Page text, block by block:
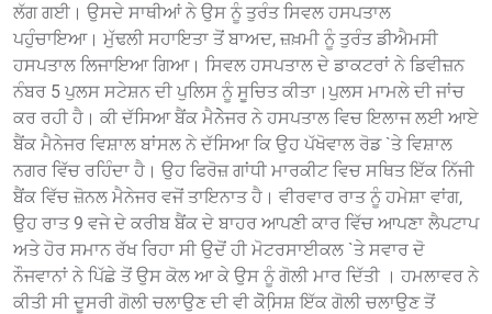
ਲੱਗ ਗਈ। ਉਸਦੇ ਸਾਥੀਆਂ ਨੇ ਉਸ ਨੂੰ ਤੁਰੰਤ ਸਿਵਲ ਹਸਪਤਾਲ
ਪਹੁੰਚਾਇਆ। ਮੁੱਢਲੀ ਸਹਾਇਤਾ ਤੋਂ ਬਾਅਦ, ਜ਼ਖ਼ਮੀ ਨੂੰ ਤੁਰੰਤ ਡੀਐਮਸੀ
ਹਸਪਤਾਲ ਲਿਜਾਇਆ ਗਿਆ। ਸਿਵਲ ਹਸਪਤਾਲ ਦੇ ਡਾਕਟਰਾਂ ਨੇ ਡਿਵੀਜ਼ਨ
ਨੰਬਰ 5 ਪੁਲਸ ਸਟੇਸ਼ਨ ਦੀ ਪੁਲਿਸ ਨੂੰ ਸੂਚਿਤ ਕੀਤਾ।ਪੁਲਸ ਮਾਮਲੇ ਦੀ ਜਾਂਚ
ਕਰ ਰਹੀ ਹੈ। ਕੀ ਦੱਸਿਆ ਬੈਂਕ ਮੈਨੇੇਜਰ ਨੇ ਹਸਪਤਾਲ ਵਿਚ ਇਲਾਜ ਲਈ ਆਏ
ਬੈਂਕ ਮੈਨੇਜਰ ਵਿਸ਼ਾਲ ਬਾਂਸਲ ਨੇ ਦੱਸਿਆ ਕਿ ਉਹ ਪੱਖੋਵਾਲ ਰੋਡ `ਤੇ ਵਿਸ਼ਾਲ
ਨਗਰ ਵਿੱਚ ਰਹਿੰਦਾ ਹੈ। ਉਹ ਫਿਰੋਜ਼ ਗਾਂਧੀ ਮਾਰਕੀਟ ਵਿਚ ਸਥਿਤ ਇੱਕ ਨਿੱਜੀ
ਬੈਂਕ ਵਿੱਚ ਜ਼ੋਨਲ ਮੈਨੇਜਰ ਵਜੋਂ ਤਾਇਨਾਤ ਹੈ। ਵੀਰਵਾਰ ਰਾਤ ਨੂੰ ਹਮੇਸ਼ਾ ਵਾਂਗ,
ਉਹ ਰਾਤ 9 ਵਜੇ ਦੇ ਕਰੀਬ ਬੈਂਕ ਦੇ ਬਾਹਰ ਆਪਣੀ ਕਾਰ ਵਿੱਚ ਆਪਣਾ ਲੈਪਟਾਪ
ਅਤੇ ਹੋਰ ਸਮਾਨ ਰੱਖ ਰਿਹਾ ਸੀ ਉਦੋਂ ਹੀ ਮੋਟਰਸਾਈਕਲ `ਤੇ ਸਵਾਰ ਦੋ
ਨੌਜਵਾਨਾਂ ਨੇ ਪਿੱਛੇ ਤੋਂ ਉਸ ਕੋਲ ਆ ਕੇ ਉਸ ਨੂੰ ਗੋਲੀ ਮਾਰ ਦਿੱਤੀ । ਹਮਲਾਵਰ ਨੇ
ਕੀਤੀ ਸੀ ਦੂਸਰੀ ਗੋਲੀ ਚਲਾਉਣ ਦੀ ਵੀ ਕੋੋਸਿ਼ਸ਼ ਇੱਕ ਗੋਲੀ ਚਲਾਉਣ ਤੋਂ